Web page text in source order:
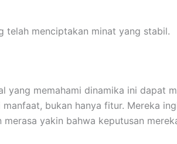
telah menciptakan minat yang stabil.
yang memahami dinamika ini dapat
bukan hanya fitur. Mereka
yakin bahwa keputusan